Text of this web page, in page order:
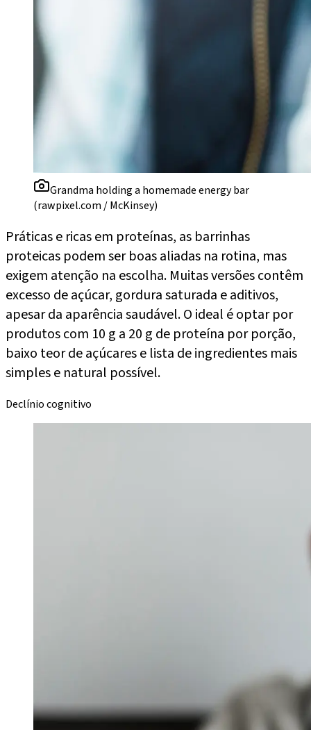
Grandma holding a homemade energy bar
(rawpixel.com / McKinsey)
Práticas e ricas em proteínas, as barrinhas
proteicas podem ser boas aliadas na rotina, mas
exigem atenção na escolha. Muitas versões contêm
excesso de açúcar, gordura saturada e aditivos,
apesar da aparência saudável. O ideal é optar por
produtos com 10 g a 20 g de proteína por porção,
baixo teor de açúcares e lista de ingredientes mais
simples e natural possível.
Declínio cognitivo